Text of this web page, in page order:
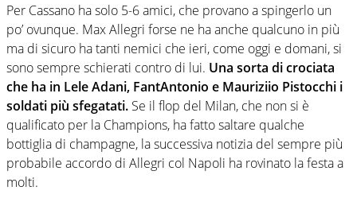
Per Cassano ha solo 5-6 amici, che provano a spingerlo un
po’ ovunque. Max Allegri forse ne ha anche qualcuno in più
ma di sicuro ha tanti nemici che ieri, come oggi e domani, si
sono sempre schierati contro di lui. Una sorta di crociata
che ha in Lele Adani, FantAntonio e Mauriziio Pistocchi i
soldati più sfegatati. Se il flop del Milan, che non si è
qualificato per la Champions, ha fatto saltare qualche
bottiglia di champagne, la successiva notizia del sempre più
probabile accordo di Allegri col Napoli ha rovinato la festa a
molti.